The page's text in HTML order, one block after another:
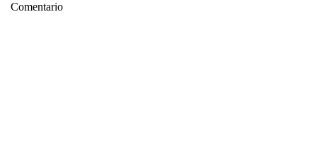
Comentario